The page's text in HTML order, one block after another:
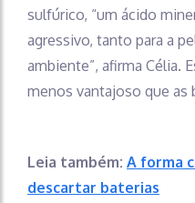
sulfúrico, “um ácido
agressivo, tanto para a
ambiente”, afirma Célia.
menos vantajoso que as
Leia também: A forma
descartar baterias